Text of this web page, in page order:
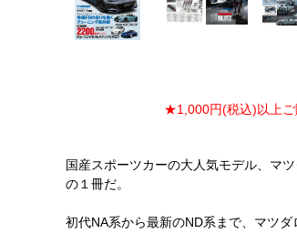
★1,000円(税込)以上
国産スポーツカーの大人気モデル、マ
の１冊だ。
初代NA系から最新のND系まで、マツ